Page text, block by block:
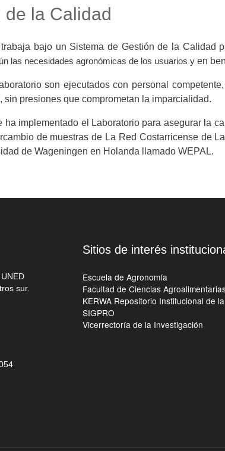
de la Calidad
bajo un Sistema de Gestión de la Calidad
las necesidades agronómicas de los usuarios y en
son ejecutados con personal
sin presiones que comprometan la imparcialidad.
implementado el Laboratorio para asegurar la
de muestras de La Red Costarricense de
de Wageningen en Holanda llamado WEPAL.
sur.
4
Sitios de interés
Escuela de Agronomía
Facultad de Ciencias
KERWA Repositorio Institucional de
SIGPRO
Vicerrectoría de la Investigación